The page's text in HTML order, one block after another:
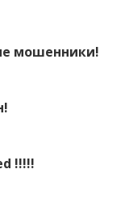
мошенники!
!!!!!